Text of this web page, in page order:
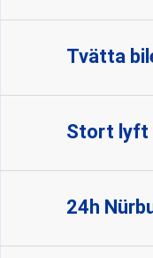
Tvätta
Stort lyft
24h